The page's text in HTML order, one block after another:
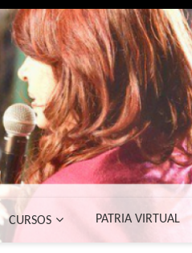
CURSOS PATRIA VIRTUAL